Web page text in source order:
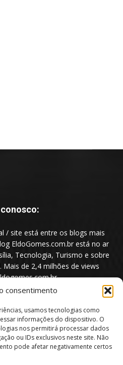
consentimento
usamos tecnologias como
informações do dispositivo. O
nos permitirá processar dados
ou IDs exclusivos neste site. Não
pode afetar negativamente certos
/ site está entre os blogs mais
EldoGomes.com.br está no ar
Tecnologia, Turismo e sobre
de 2,4 milhões de views